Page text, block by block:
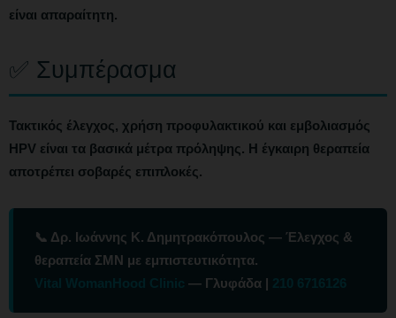
είναι απαραίτητη.
✅ Συμπέρασμα
Τακτικός έλεγχος, χρήση προφυλακτικού και εμβολιασμός
HPV είναι τα βασικά μέτρα πρόληψης. Η έγκαιρη θεραπεία
αποτρέπει σοβαρές επιπλοκές.
📞 Δρ. Ιωάννης Κ. Δημητρακόπουλος — Έλεγχος &
θεραπεία ΣΜΝ με εμπιστευτικότητα.
— Γλυφάδα |